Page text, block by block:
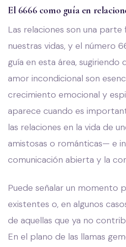
El 6666 como guía en
Las relaciones son una
nuestras vidas, y el número
guía en esta área, sugiriendo
amor incondicional son
crecimiento emocional y
aparece cuando es
las relaciones en la vida de
amistosas o románticas— e
comunicación abierta y la
Puede señalar un momento
existentes o, en algunos
de aquellas que ya no
En el plano de las llamas